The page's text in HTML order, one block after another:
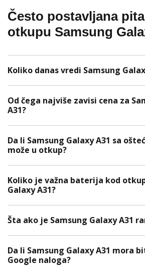
Često postavljana
otkupu Samsung
Koliko danas vredi Samsung
Od čega najviše zavisi cena za
A31?
Da li Samsung Galaxy A31 sa
može u otkup?
Koliko je važna baterija kod
Galaxy A31?
Šta ako je Samsung Galaxy A31
Da li Samsung Galaxy A31 mora
Google naloga?